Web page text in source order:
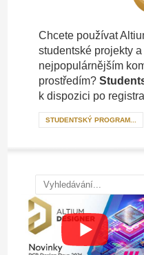
Chcete používat
studentské projekty
nejpopulárnějším
prostředím?
k dispozici po
STUDENTSKÝ PROGRAM...